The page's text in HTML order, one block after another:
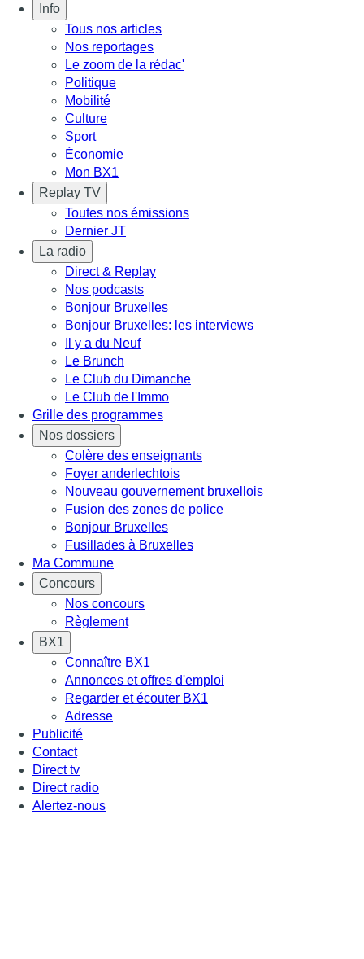
Info
Tous nos articles
Nos reportages
Le zoom de la rédac'
Politique
Mobilité
Culture
Sport
Économie
Mon BX1
Replay TV
Toutes nos émissions
Dernier JT
La radio
Direct & Replay
Nos podcasts
Bonjour Bruxelles
Bonjour Bruxelles: les interviews
Il y a du Neuf
Le Brunch
Le Club du Dimanche
Le Club de l'Immo
Grille des programmes
Nos dossiers
Colère des enseignants
Foyer anderlechtois
Nouveau gouvernement bruxellois
Fusion des zones de police
Bonjour Bruxelles
Fusillades à Bruxelles
Ma Commune
Concours
Nos concours
Règlement
BX1
Connaître BX1
Annonces et offres d'emploi
Regarder et écouter BX1
Adresse
Publicité
Contact
Direct tv
Direct radio
Alertez-nous